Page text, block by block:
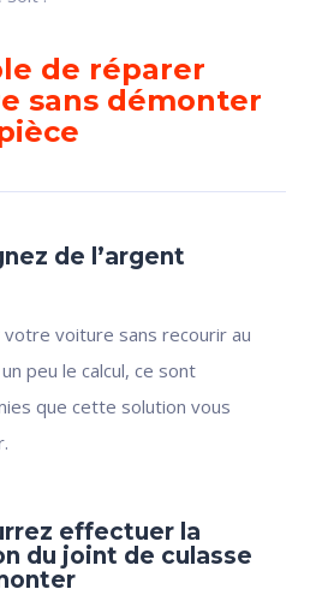
de réparer
sans démonter
de l’argent
voiture sans recourir au
peu le calcul, ce sont
que cette solution vous
effectuer la
du joint de culasse